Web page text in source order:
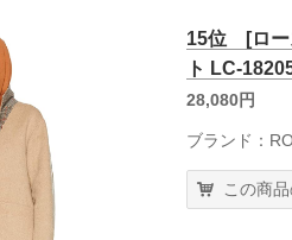
15位 [ロー
ト LC-
28,080円
ブランド：
この商